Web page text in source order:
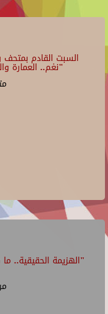
السبت القادم
"نغم.. العمارة
"الهزيمة الحقيقية..